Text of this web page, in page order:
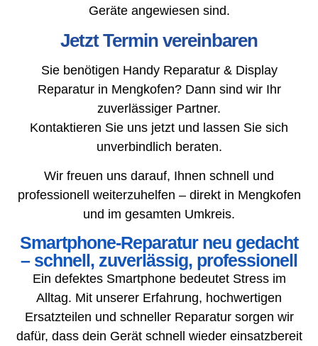
Geräte angewiesen sind.
Jetzt Termin vereinbaren
Sie benötigen Handy Reparatur & Display
Reparatur in Mengkofen? Dann sind wir Ihr
zuverlässiger Partner.
Kontaktieren Sie uns jetzt und lassen Sie sich
unverbindlich beraten.
Wir freuen uns darauf, Ihnen schnell und
professionell weiterzuhelfen – direkt in Mengkofen
und im gesamten Umkreis.
Smartphone-Reparatur neu gedacht
– schnell, zuverlässig, professionell
Ein defektes Smartphone bedeutet Stress im
Alltag. Mit unserer Erfahrung, hochwertigen
Ersatzteilen und schneller Reparatur sorgen wir
dafür, dass dein Gerät schnell wieder einsatzbereit